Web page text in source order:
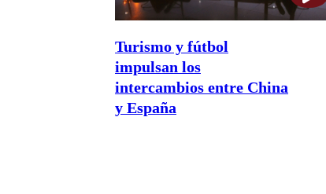
Turismo y fútbol
impulsan los
intercambios entre China
y España